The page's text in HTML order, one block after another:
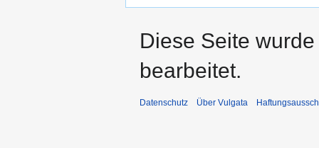
Diese Seite
bearbeitet.
Datenschutz Über Vulgata